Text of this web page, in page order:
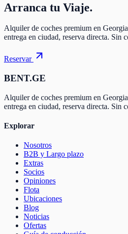
Arranca tu Viaje.
Alquiler de coches premium en
entrega en ciudad, reserva directa. Sin
Reservar
BENT.GE
Alquiler de coches premium en
entrega en ciudad, reserva directa. Sin
Explorar
Nosotros
B2B y Largo plazo
Extras
Socios
Opiniones
Flota
Ubicaciones
Blog
Noticias
Ofertas